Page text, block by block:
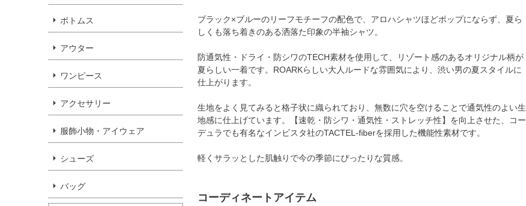
ボトムス
アウター
ワンピース
アクセサリー
服飾小物・アイウェア
シューズ
バッグ
ブラック×ブルーのリーフモチーフの配色で、アロハシャツほどポップにならず、夏ら
しくも落ち着きのある洒落た印象の半袖シャツ。
防通気性・ドライ・防シワのTECH素材を使用して、リゾート感のあるオリジナル柄が
夏らしい一着です。ROARKらしい大人ルードな雰囲気により、渋い男の夏スタイルに
仕上がります。
生地をよく見てみると格子状に織られており、無数に穴を空けることで通気性のよい生
地感に仕上げています。【速乾・防シワ・通気性・ストレッチ性】を向上させた、コー
デュラでも有名なインビスタ社のTACTEL-fiberを採用した機能性素材です。
軽くサラッとした肌触りで今の季節にぴったりな質感。
コーディネートアイテム